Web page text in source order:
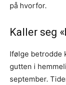
på hvorfor.
Kaller seg
Ifølge betrodde
gutten i
september.